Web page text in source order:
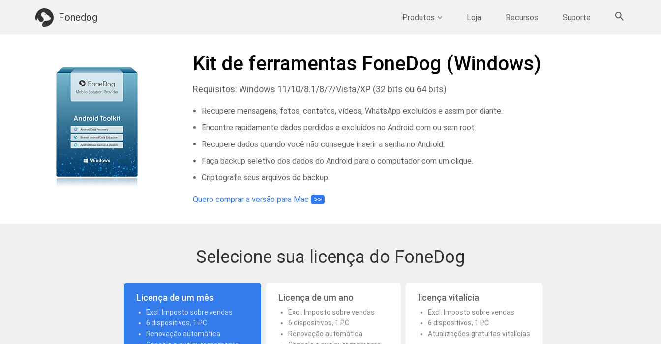
Fonedog Produtos Loja Recursos Suporte
Algo que você pode precisar: Backup do iPhone>> Mais Produtos
Kit de ferramentas FoneDog (Windows)
Requisitos: Windows 11/10/8.1/8/7/Vista/XP (32 bits ou 64 bits)
Recupere mensagens, fotos, contatos, vídeos, WhatsApp excluídos e assim por diante.
Encontre rapidamente dados perdidos e excluídos no Android com ou sem root.
Recupere dados quando você não consegue inserir a senha no Android.
Faça backup seletivo dos dados do Android para o computador com um clique.
Criptografe seus arquivos de backup.
Quero comprar a versão para Mac >>
Selecione sua licença do FoneDog
Licença de um mês
Excl. Imposto sobre vendas
6 dispositivos, 1 PC
Renovação automática
Licença de um ano
Excl. Imposto sobre vendas
6 dispositivos, 1 PC
Renovação automática
licença vitalícia
Excl. Imposto sobre vendas
6 dispositivos, 1 PC
Atualizações gratuitas vitalícias